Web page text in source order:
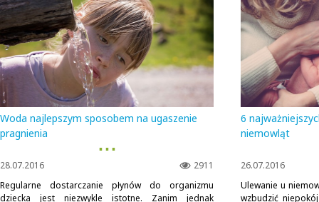
Woda najlepszym sposobem na ugaszenie
pragnienia
▪ ▪ ▪
2911
28.07.2016
Regularne dostarczanie płynów do organizmu
dziecka jest niezwykle istotne. Zanim jednak
6
niemowląt
26.07.2016
Ulewanie u
wzbudzić